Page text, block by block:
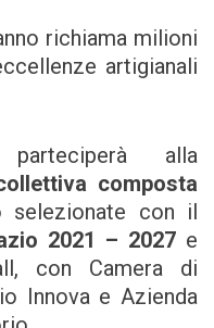
richiama milioni
artigianali
alla
composta
selezionate con il
2021 – 2027e
con Camera di
Innova e Azienda